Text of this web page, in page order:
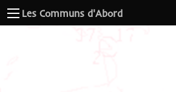
Les Communs d'Abord